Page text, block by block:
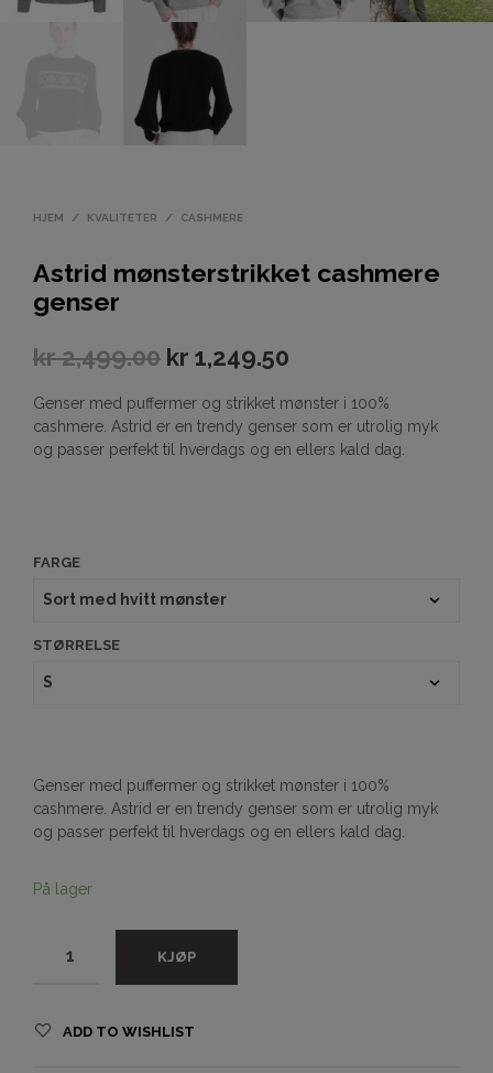
HJEM / KVALITETER / CASHMERE
Astrid mønsterstrikket cashmere
genser
kr2,499.00 kr 1,249.50
Genser med puffermer og strikket mønster i 100%
cashmere. Astrid er en trendy genser som er utrolig myk
og passer perfekt til hverdags og en ellers kald dag.
FARGE
STØRRELSE
Genser med puffermer og strikket mønster i 100%
cashmere. Astrid er en trendy genser som er utrolig myk
og passer perfekt til hverdags og en ellers kald dag.
På lager
KJØP
ADD TO WISHLIST